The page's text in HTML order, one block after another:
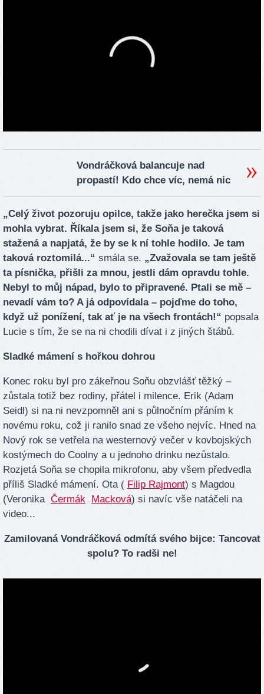
Vondráčková balancuje nad
propastí! Kdo chce víc, nemá nic
„Celý život pozoruju opilce, takže jako herečka jsem si
mohla vybrat. Říkala jsem si, že Soňa je taková
stažená a napjatá, že by se k ní tohle hodilo. Je tam
taková roztomilá...“ smála se. „Zvažovala se tam ještě
ta písnička, přišli za mnou, jestli dám opravdu tohle.
Nebyl to můj nápad, bylo to připravené. Ptali se mě –
nevadí vám to? A já odpovídala – pojďme do toho,
když už ponížení, tak ať je na všech frontách!“ popsala
Lucie s tím, že se na ni chodili dívat i z jiných štábů.
Sladké mámení s hořkou dohrou
Konec roku byl pro zákeřnou Soňu obzvlášť těžký –
zůstala totiž bez rodiny, přátel i milence. Erik (Adam
Seidl) si na ni nevzpomněl ani s půlnočním přáním k
novému roku, což ji ranilo snad ze všeho nejvíc. Hned na
Nový rok se vetřela na westernový večer v kovbojských
kostýmech do Coolny a u jednoho drinku nezůstalo.
Rozjetá Soňa se chopila mikrofonu, aby všem předvedla
příliš Sladké mámení. Ota ( Filip Rajmont) s Magdou
(Veronika Čermák Macková) si navíc vše natáčeli na
video...
Zamilovaná Vondráčková odmítá svého bijce: Tancovat
spolu? To radši ne!